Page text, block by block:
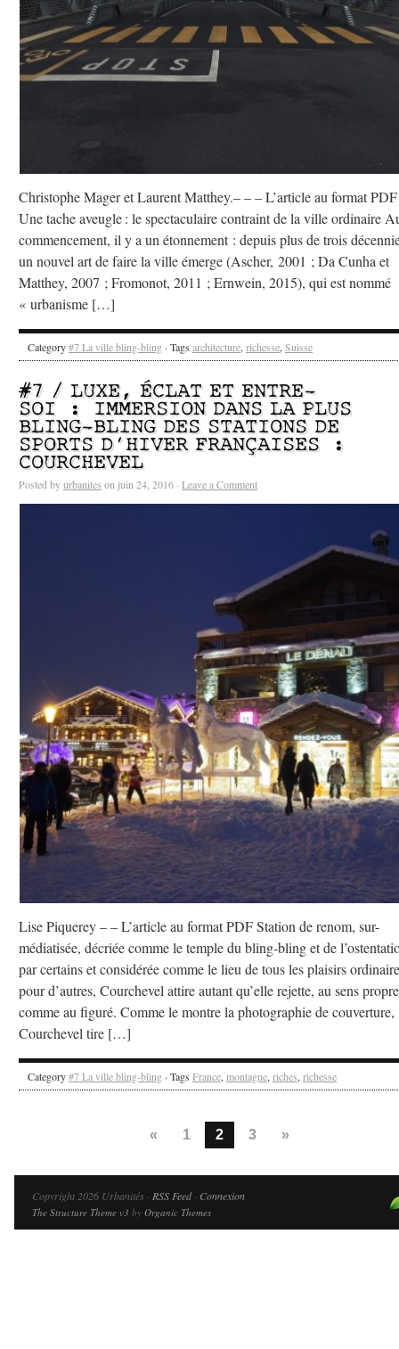
Christophe Mager et Laurent Matthey.– – – L’article au format PDF
Une tache aveugle : le spectaculaire contraint de la ville ordinaire
commencement, il y a un étonnement : depuis plus de trois
un nouvel art de faire la ville émerge (Ascher, 2001 ; Da Cunha et
Matthey, 2007 ; Fromonot, 2011 ; Ernwein, 2015), qui est nommé
« urbanisme […]
Category#7 La ville bling-bling · Tags architecture, richesse, Suisse
#7 / LUXE, ÉCLAT ET ENTRE-
SOI : IMMERSION DANS LA PLUS
BLING-BLING DES STATIONS DE
SPORTS D’HIVER FRANÇAISES :
COURCHEVEL
Posted byurbanites on juin 24, 2016 · Leave a Comment
Lise Piquerey – – L’article au format PDF Station de renom, sur-
médiatisée, décriée comme le temple du bling-bling et de
par certains et considérée comme le lieu de tous les plaisirs
pour d’autres, Courchevel attire autant qu’elle rejette, au sens propre
comme au figuré. Comme le montre la photographie de couverture,
Courchevel tire […]
Category#7 La ville bling-bling · Tags France, montagne, riches, richesse
« 1 2 3 »
Copyright 2026 Urbanités · RSS Feed· Connexion
The Structure Theme v3 by Organic Themes